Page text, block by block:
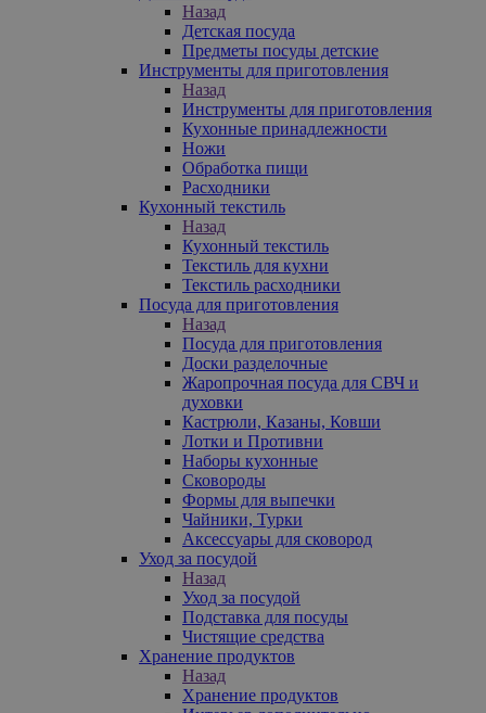
Назад
Детская посуда
Предметы посуды детские
Инструменты для приготовления
Назад
Инструменты для приготовления
Кухонные принадлежности
Ножи
Обработка пищи
Расходники
Кухонный текстиль
Назад
Кухонный текстиль
Текстиль для кухни
Текстиль расходники
Посуда для приготовления
Назад
Посуда для приготовления
Доски разделочные
Жаропрочная посуда для СВЧ и
духовки
Кастрюли, Казаны, Ковши
Лотки и Противни
Наборы кухонные
Сковороды
Формы для выпечки
Чайники, Турки
Аксессуары для сковород
Уход за посудой
Назад
Уход за посудой
Подставка для посуды
Чистящие средства
Хранение продуктов
Назад
Хранение продуктов